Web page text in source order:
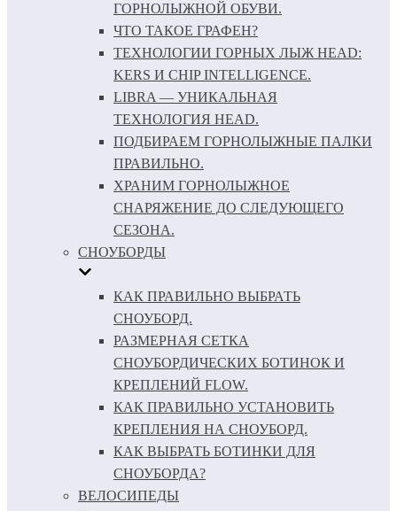
ГОРНОЛЫЖНОЙ ОБУВИ.
ЧТО ТАКОЕ ГРАФЕН?
ТЕХНОЛОГИИ ГОРНЫХ ЛЫЖ HEAD:
KERS И CHIP INTELLIGENCE.
LIBRA — УНИКАЛЬНАЯ
ТЕХНОЛОГИЯ HEAD.
ПОДБИРАЕМ ГОРНОЛЫЖНЫЕ ПАЛКИ
ПРАВИЛЬНО.
ХРАНИМ ГОРНОЛЫЖНОЕ
СНАРЯЖЕНИЕ ДО СЛЕДУЮЩЕГО
СЕЗОНА.
СНОУБОРДЫ
КАК ПРАВИЛЬНО ВЫБРАТЬ
СНОУБОРД.
РАЗМЕРНАЯ СЕТКА
СНОУБОРДИЧЕСКИХ БОТИНОК И
КРЕПЛЕНИЙ FLOW.
КАК ПРАВИЛЬНО УСТАНОВИТЬ
КРЕПЛЕНИЯ НА СНОУБОРД.
КАК ВЫБРАТЬ БОТИНКИ ДЛЯ
СНОУБОРДА?
ВЕЛОСИПЕДЫ